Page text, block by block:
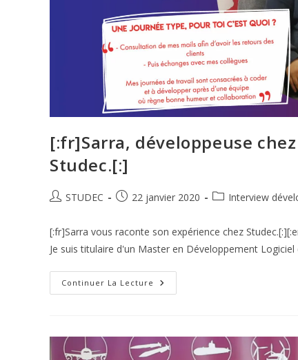
[:fr]Sarra, développeuse
Studec.[:]
STUDEC 22 janvier 2020 Interview
[:fr]Sarra vous raconte son expérience chez
Je suis titulaire d'un Master en Développement
Continuer La Lecture